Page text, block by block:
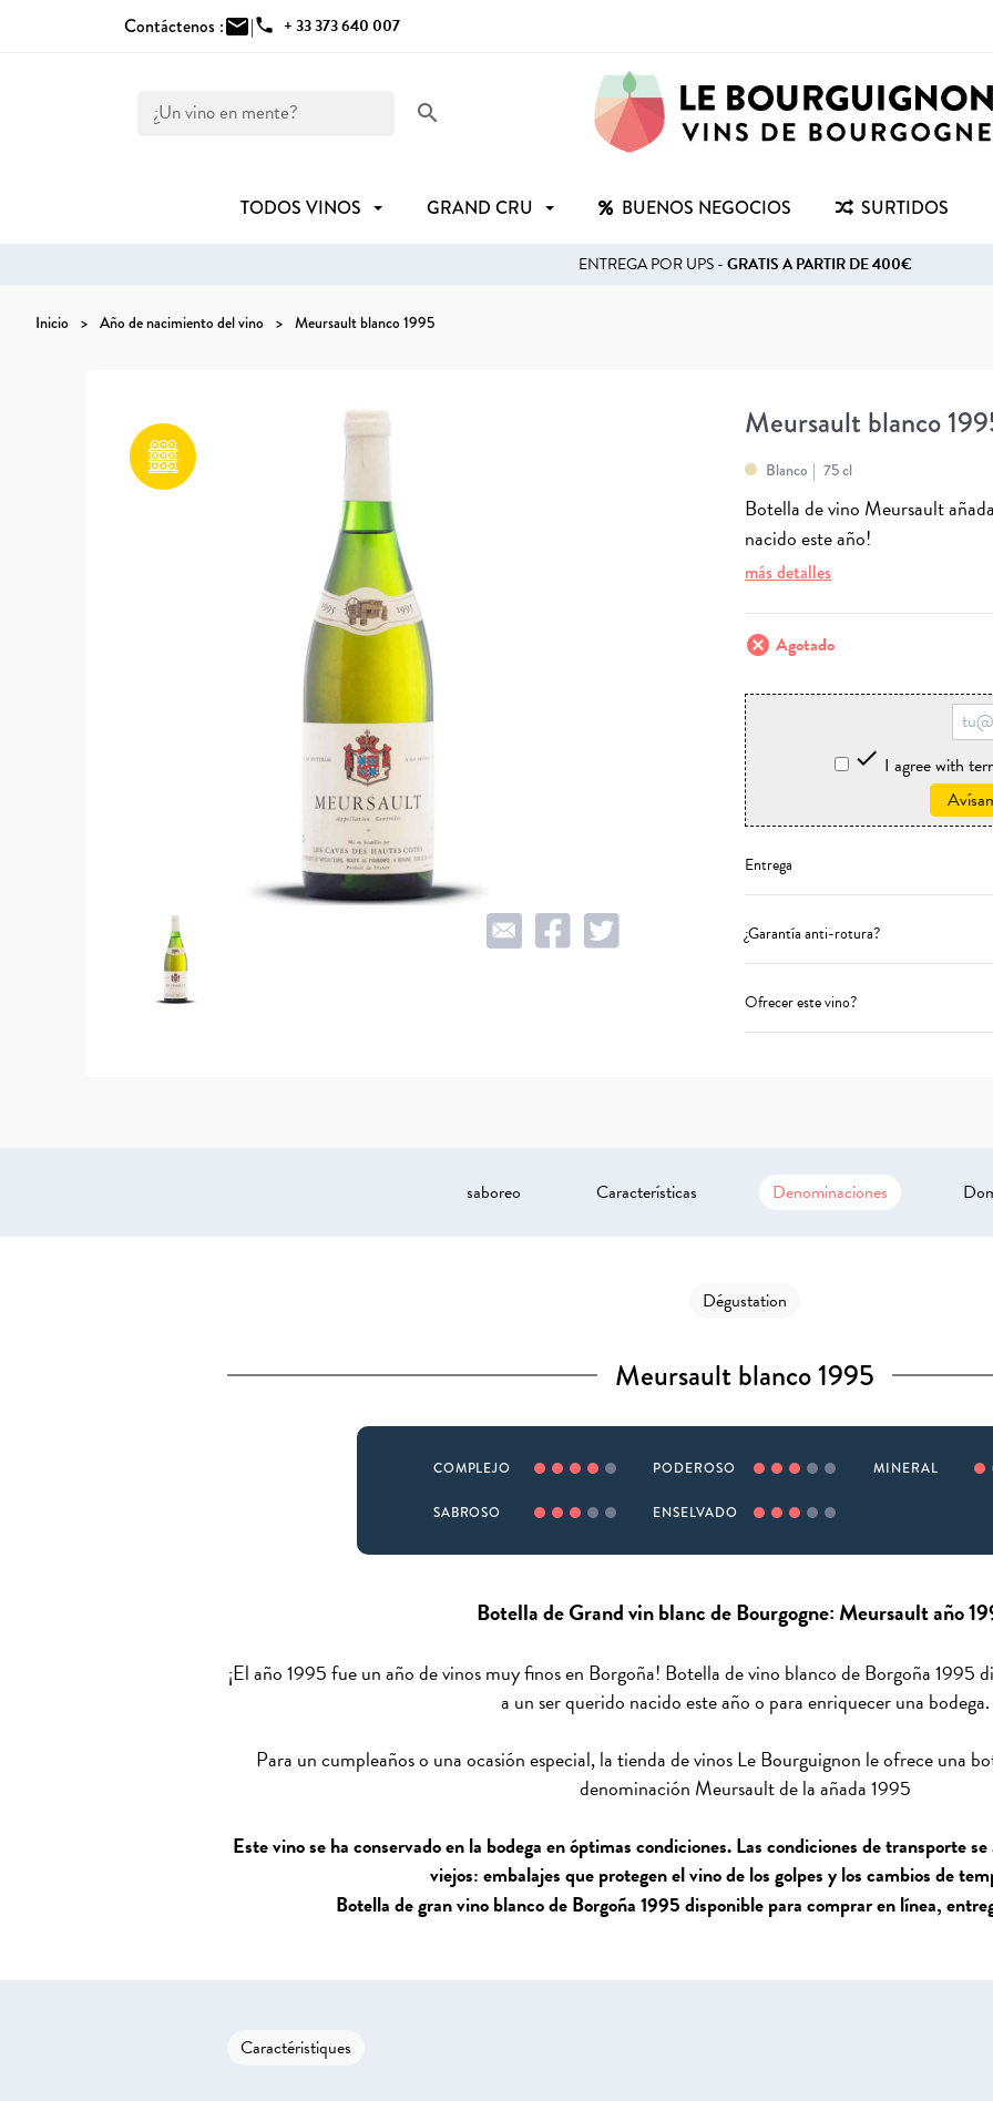
Contáctenos :mail|phone + 33 373 640 007
search
TODOS VINOS GRAND CRU BUENOS NEGOCIOS SURTIDOS
ENTREGA POR UPS -GRATIS A PARTIR DE 400€
Inicio Año de nacimiento del vino Meursault blanco 1995
Meursault blanco
Blanco 75 cl
Botella de vino Meursault
nacido este año!
más detalles
cancel Agotado
 I agree with
Entrega
¿Garantía anti-rotura?
Ofrecer este vino?
saboreo Características Denominaciones
Dégustation
Meursault blanco 1995
COMPLEJO PODEROSO MINERAL
SABROSO ENSELVADO
Botella de Grand vin blanc de Bourgogne: Meursault año
¡El año 1995 fue un año de vinos muy finos en Borgoña! Botella de vino blanco de Borgoña 1995
a un ser querido nacido este año o para enriquecer una bodega.
Para un cumpleaños o una ocasión especial, la tienda de vinos Le Bourguignon le ofrece una
denominación Meursault de la añada 1995
Este vino se ha conservado en la bodega en óptimas condiciones. Las condiciones de transporte
viejos: embalajes que protegen el vino de los golpes y los cambios de
Botella de gran vino blanco de Borgoña 1995 disponible para comprar en línea,
Caractéristiques